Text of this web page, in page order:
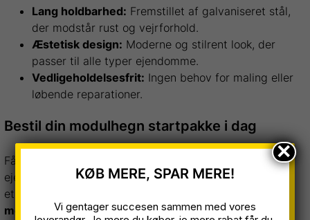
Lang holdbarhed: Fremstillet af galvaniseret stål,
der modstår rust og vejrforhold.
Æstetisk design: Moderne og stilrent look, der
passer til alle typer ejendomme.
Vedligeholdelsesfrit: Ingen behov for maling eller
løbende reparationer.
Bestil din modulhegn startpakke i dag
Få en stærk og fleksibel løsning til afskærmning af din
ejendom. Uanset om du ønsker at sikre en byggeplads,
et lagerområde eller din egen bolig, er vores
modulhegn startpakkeden perfekte løsning.
KØB MERE, SPAR MERE!
Vi gentager succesen sammen med vores
×